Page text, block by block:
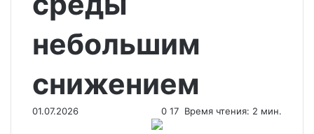
небольшим
снижением
01.07.2026 0 17 Время чтения: 2 мин.